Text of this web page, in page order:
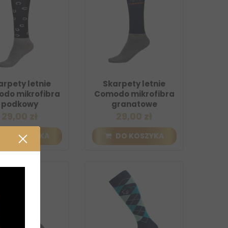
letnie
mikrofibra
podkowy
DO KOSZYKA
Skarpety letnie
Comodo mikrofibra
granatowe
DO KOSZYKA